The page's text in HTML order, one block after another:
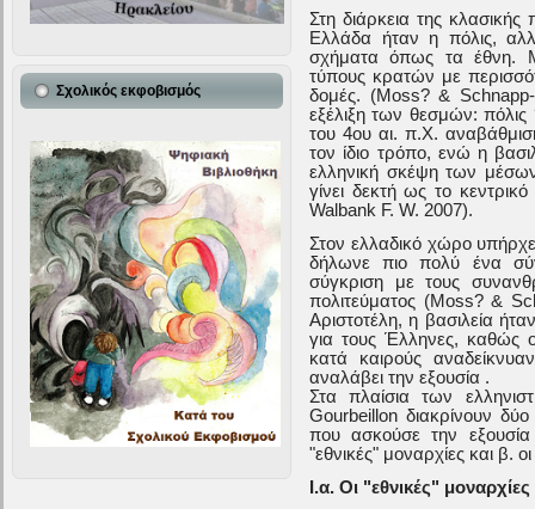
Σχολικός εκφοβισμός
Στη διάρκεια της κλασικής
Ελλάδα ήταν η πόλις,
σχήματα όπως τα έθνη.
τύπους κρατών με
δομές. (Moss? &
εξέλιξη των θεσμών:
του 4ου αι. π.Χ.
τον ίδιο τρόπο, ενώ η
ελληνική σκέψη των
γίνει δεκτή ως το
Walbank F. W. 2007).
Στον ελλαδικό χώρο
δήλωνε πιο πολύ ένα
σύγκριση με τους
πολιτεύματος (Moss? &
Αριστοτέλη, η βασιλεία
για τους Έλληνες, καθώς
κατά καιρούς
αναλάβει την εξουσία .
Στα πλαίσια των
Gourbeillon διακρίνουν
που ασκούσε την
"εθνικές" μοναρχίες και β.
Ι.α. Οι "εθνικές" μοναρχίες